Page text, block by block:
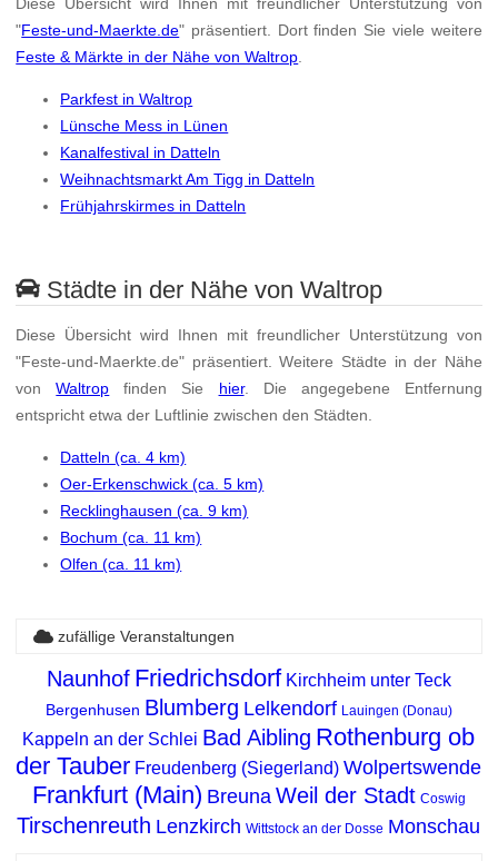
"Feste-und-Maerkte.de" präsentiert. Dort finden Sie viele weitere
Feste & Märkte in der Nähe von Waltrop
Parkfest in Waltrop
Lünsche Mess in Lünen
Kanalfestival in Datteln
Weihnachtsmarkt Am Tigg in Datteln
Frühjahrskirmes in Datteln
Städte in der Nähe von Waltrop
Diese Übersicht wird Ihnen mit freundlicher Unterstützung von
"Feste-und-Maerkte.de" präsentiert. Weitere Städte in der Nähe
vonWaltrop finden Sie hier. Die angegebene Entfernung
entspricht etwa der Luftlinie zwischen den Städten.
Datteln (ca. 4 km)
Oer-Erkenschwick (ca. 5 km)
Recklinghausen (ca. 9 km)
Bochum (ca. 11 km)
Olfen (ca. 11 km)
zufällige Veranstaltungen
Naunhof Friedrichsdorf Kirchheim unter Teck
Bergenhusen Blumberg Lelkendorf Lauingen (Donau)
Kappeln an der Schlei Bad Aibling Rothenburg ob
der Tauber Freudenberg (Siegerland) Wolpertswende
Frankfurt (Main) Breuna Weil der Stadt Coswig
Tirschenreuth Lenzkirch Wittstock an der Dosse Monschau